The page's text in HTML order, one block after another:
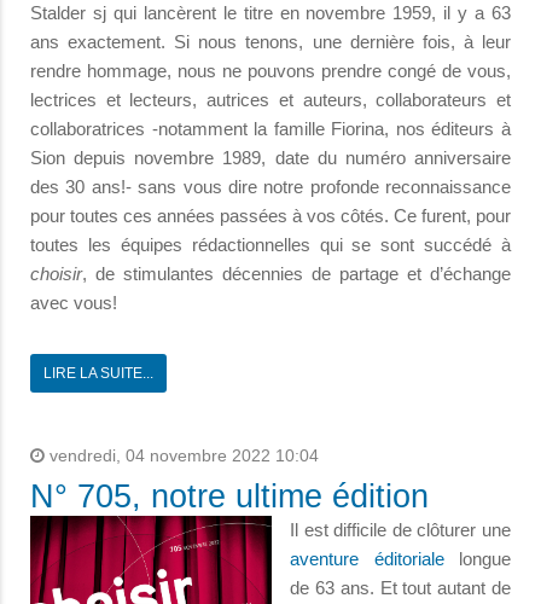
Stalder sj qui lancèrent le titre en novembre 1959, il y a 63
ans exactement. Si nous tenons, une dernière fois, à leur
rendre hommage, nous ne pouvons prendre congé de vous,
lectrices et lecteurs, autrices et auteurs, collaborateurs et
collaboratrices -notamment la famille Fiorina, nos éditeurs à
Sion depuis novembre 1989, date du numéro anniversaire
des 30 ans!- sans vous dire notre profonde reconnaissance
pour tou­tes ces années passées à vos côtés. Ce furent, pour
toutes les équipes rédactionnelles qui se sont succédé à
choisir, de stimulantes décennies de partage et d’échange
avec vous!
LIRE LA SUITE...
vendredi, 04 novembre 2022 10:04
N° 705, notre ultime édition
Il est difficile de clôturer une
aventure éditorialelongue
de 63 ans. Et tout autant de